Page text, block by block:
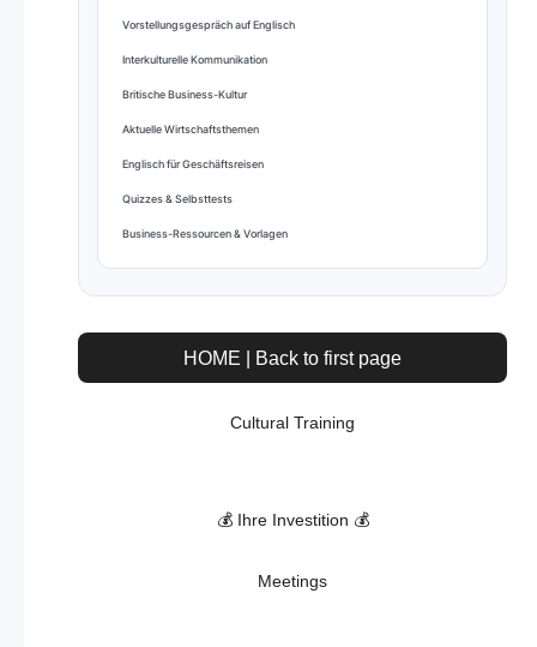
Vorstellungsgespräch auf Englisch
Interkulturelle Kommunikation
Britische Business-Kultur
Aktuelle Wirtschaftsthemen
Englisch für Geschäftsreisen
Quizzes & Selbsttests
Business-Ressourcen & Vorlagen
HOME | Back to first page
Cultural Training
💰 Ihre Investition 💰
Meetings